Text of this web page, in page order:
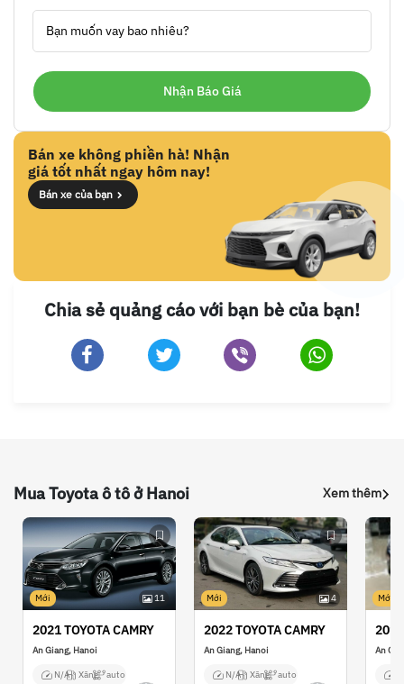
Bạn muốn vay bao nhiêu?
Bán xe không phiền hà! Nhận
giá tốt nhất ngay hôm nay!
Bán xe của bạn
Chia sẻ quảng cáo với bạn bè của bạn!
Mua Toyota ô tô ở Hanoi Xem thêm
Mới 11
2021 TOYOTA CAMRY
An Giang, Hanoi
N/A Xăng auto
Mới 4
2022 TOYOTA CAMRY
An Giang, Hanoi
N/A Xăng auto
Mới
2018
An